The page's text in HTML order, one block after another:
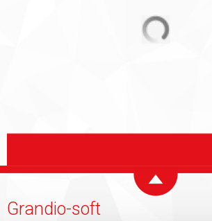
Grandio-soft